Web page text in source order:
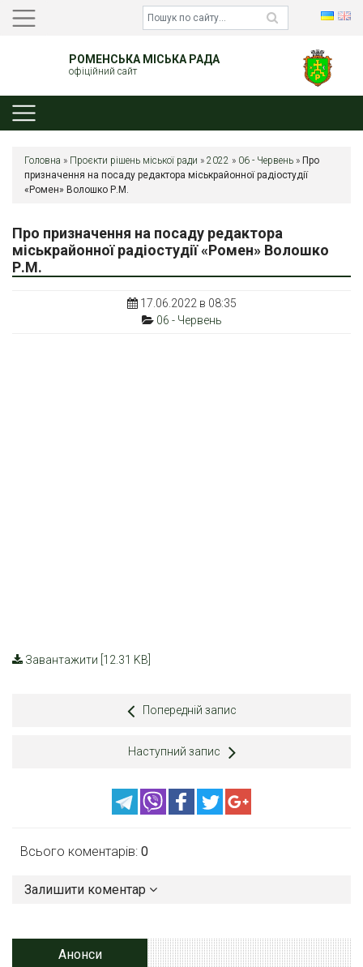
РОМЕНСЬКА МІСЬКА РАДА
офіційний сайт
Головна » Проєкти рішень міської ради » 2022 » 06 - Червень » Про
призначення на посаду редактора міськрайонної радіостудії
«Ромен» Волошко Р.М.
Про призначення на посаду редактора
міськрайонної радіостудії «Ромен» Волошко
Р.М.
17.06.2022 в 08:35
06 - Червень
Завантажити [12.31 KB]
Попередній запис
Наступний запис
Всього коментарів: 0
Залишити коментар
Анонси